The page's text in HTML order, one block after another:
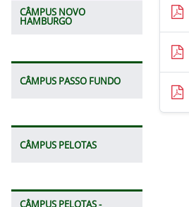
CÂMPUS NOVO
HAMBURGO
CÂMPUS PASSO FUNDO
CÂMPUS PELOTAS
CÂMPUS PELOTAS -